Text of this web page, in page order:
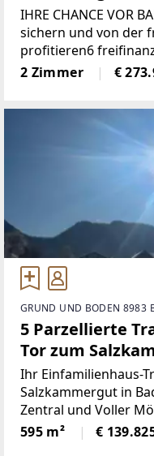
IHRE CHANCE VOR
sichern und von der
profitieren6
m² bis 68 m²Alle
2 Zimmer €
GRUND UND BODEN 8983
5 Parzellierte
Tor zum
Mitterndorf -
voller
Ihr Einfamilienhaus-
Salzkammergut in
Zentral und Voller
touristische
Gemeinde
595 m² €